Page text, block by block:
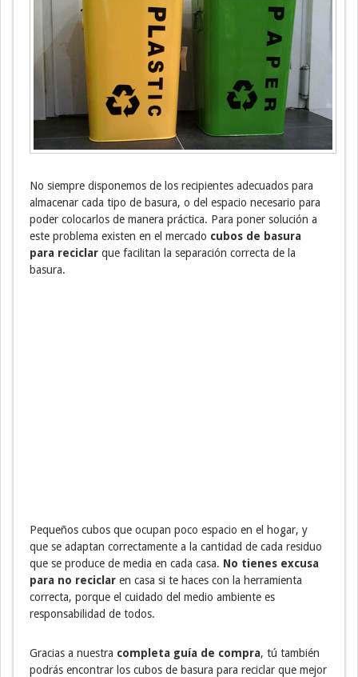
No siempre disponemos de los recipientes adecuados para
almacenar cada tipo de basura, o del espacio necesario para
poder colocarlos de manera práctica. Para poner solución a
este problema existen en el mercado cubos de basura
para reciclar que facilitan la separación correcta de la
basura.
Pequeños cubos que ocupan poco espacio en el hogar, y
que se adaptan correctamente a la cantidad de cada residuo
que se produce de media en cada casa. No tienes excusa
para no reciclar en casa si te haces con la herramienta
correcta, porque el cuidado del medio ambiente es
responsabilidad de todos.
Gracias a nuestra completa guía de compra, tú también
podrás encontrar los cubos de basura para reciclar que mejor